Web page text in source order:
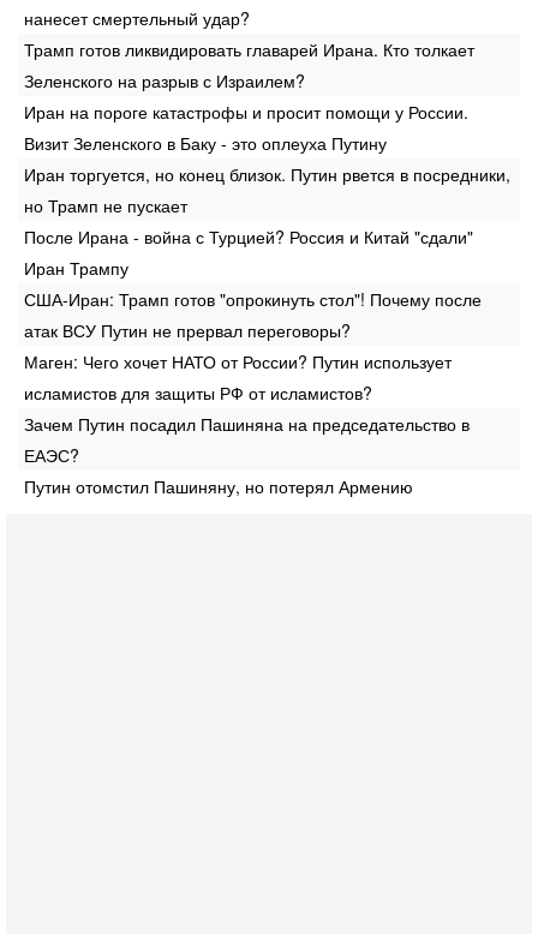
нанесет смертельный удар?
Трамп готов ликвидировать главарей Ирана. Кто толкает
Зеленского на разрыв с Израилем?
Иран на пороге катастрофы и просит помощи у России.
Визит Зеленского в Баку - это оплеуха Путину
Иран торгуется, но конец близок. Путин рвется в посредники,
но Трамп не пускает
После Ирана - война с Турцией? Россия и Китай "сдали"
Иран Трампу
США-Иран: Трамп готов "опрокинуть стол"! Почему после
атак ВСУ Путин не прервал переговоры?
Маген: Чего хочет НАТО от России? Путин использует
исламистов для защиты РФ от исламистов?
Зачем Путин посадил Пашиняна на председательство в
ЕАЭС?
Путин отомстил Пашиняну, но потерял Армению